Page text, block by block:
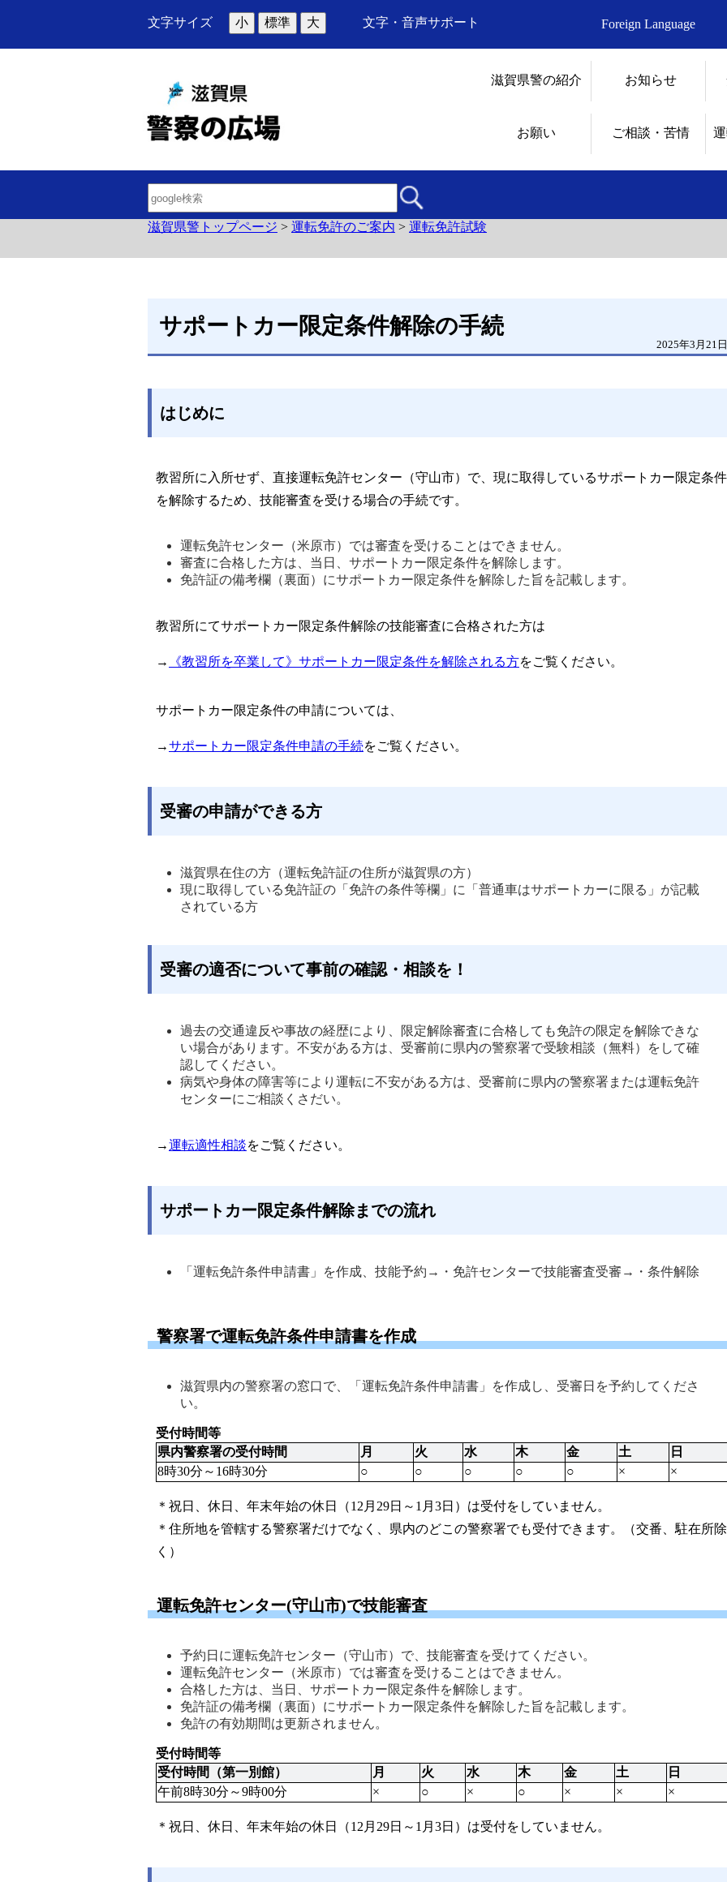
文字サイズ 小 標準 大 文字・音声サポート Foreign Language
滋賀県警の紹介 お知らせ
お願い ご相談・苦情
滋賀県警トップページ > 運転免許のご案内 > 運転免許試験
サポートカー限定条件解除の手続
2025年3月21
はじめに
教習所に入所せず、直接運転免許センター（守山市）で、現に取得しているサポートカー限定条件
を解除するため、技能審査を受ける場合の手続です。
運転免許センター（米原市）では審査を受けることはできません。
審査に合格した方は、当日、サポートカー限定条件を解除します。
免許証の備考欄（裏面）にサポートカー限定条件を解除した旨を記載します。
教習所にてサポートカー限定条件解除の技能審査に合格された方は
→ 《教習所を卒業して》サポートカー限定条件を解除される方をご覧ください。
サポートカー限定条件の申請については、
→サポートカー限定条件申請の手続をご覧ください。
受審の申請ができる方
滋賀県在住の方（運転免許証の住所が滋賀県の方）
現に取得している免許証の「免許の条件等欄」に「普通車はサポートカーに限る」が記載
されている方
受審の適否について事前の確認・相談を！
過去の交通違反や事故の経歴により、限定解除審査に合格しても免許の限定を解除できな
い場合があります。不安がある方は、受審前に県内の警察署で受験相談（無料）をして確
認してください。
病気や身体の障害等により運転に不安がある方は、受審前に県内の警察署または運転免許
センターにご相談くさだい。
→運転適性相談をご覧ください。
サポートカー限定条件解除までの流れ
「運転免許条件申請書」を作成、技能予約→・免許センターで技能審査受審→・条件解除
警察署で運転免許条件申請書を作成
滋賀県内の警察署の窓口で、「運転免許条件申請書」を作成し、受審日を予約してくださ
い。
受付時間等
県内警察署の受付時間
月 火 水 木 金 土
日
8時30分～16時30分
○ ○ ○ ○ ○ × ×
＊祝日、休日、年末年始の休日（12月29日～1月3日）は受付をしていません。
＊住所地を管轄する警察署だけでなく、県内のどこの警察署でも受付できます。（交番、駐在所除
く）
運転免許センター(守山市)で技能審査
予約日に運転免許センター（守山市）で、技能審査を受けてください。
運転免許センター（米原市）では審査を受けることはできません。
合格した方は、当日、サポートカー限定条件を解除します。
免許証の備考欄（裏面）にサポートカー限定条件を解除した旨を記載します。
免許の有効期間は更新されません。
受付時間等
受付時間（第一別館）
月 火 水 木 金 土
日
午前8時30分～9時00分
× ○ × ○ × × ×
＊祝日、休日、年末年始の休日（12月29日～1月3日）は受付をしていません。